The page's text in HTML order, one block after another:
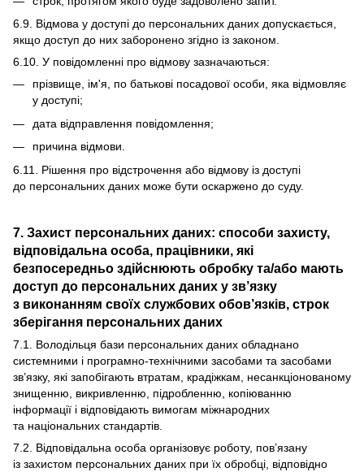
6.9. Відмова у доступі до персональних даних допускається,
якщо доступ до них заборонено згідно із законом.
6.10. У повідомленні про відмову зазначаються:
прізвище, ім'я, по батькові посадової особи, яка відмовляє
у доступі;
дата відправлення повідомлення;
причина відмови.
6.11. Рішення про відстрочення або відмову із доступі
до персональних даних може бути оскаржено до суду.
7. Захист персональних даних: способи захисту,
відповідальна особа, працівники, які
безпосередньо здійснюють обробку та/або мають
доступ до персональних даних у зв’язку
з виконанням своїх службових обов’язків, строк
зберігання персональних даних
7.1. Володільця бази персональних даних обладнано
системними і програмно-технічними засобами та засобами
зв’язку, які запобігають втратам, крадіжкам, несанкціонованому
знищенню, викривленню, підробленню, копіюванню
інформації і відповідають вимогам міжнародних
та національних стандартів.
7.2. Відповідальна особа організовує роботу, пов’язану
із захистом персональних даних при їх обробці, відповідно